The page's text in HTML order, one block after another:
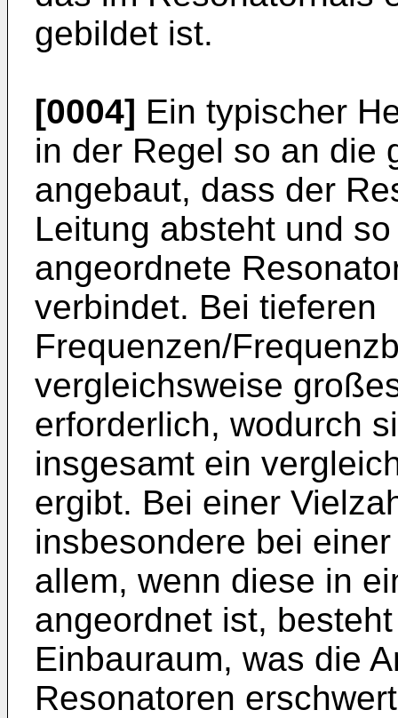
gebildet ist.
[0004] Ein typischer
in der Regel so an die
angebaut, dass der
Leitung absteht und
angeordnete
verbindet. Bei tieferen
Frequenzen/
vergleichsweise
erforderlich, wodurch
insgesamt ein
ergibt. Bei einer
insbesondere bei
allem, wenn diese in
angeordnet ist,
Einbauraum, was die
Resonatoren